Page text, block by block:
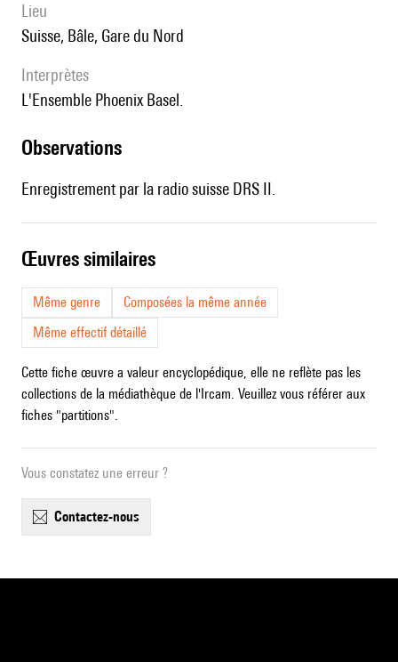
lieu
Suisse, Bâle, Gare du Nord
interprètes
l'Ensemble Phoenix Basel.
observations
Enregistrement par la radio suisse DRS II.
œuvres similaires
Même genre
Composées la même année
Même effectif détaillé
Cette fiche œuvre a valeur encyclopédique, elle ne reflète pas les
collections de la médiathèque de l'Ircam. Veuillez vous référer aux
fiches "partitions".
Vous constatez une erreur ?
contactez-nous